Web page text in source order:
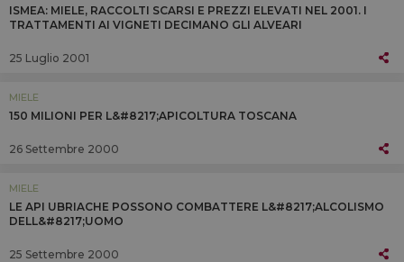
ISMEA: MIELE, RACCOLTI SCARSI E PREZZI ELEVATI NEL 2001. I
TRATTAMENTI AI VIGNETI DECIMANO GLI ALVEARI
25 Luglio 2001
MIELE
150 MILIONI PER L&#8217;APICOLTURA TOSCANA
26 Settembre 2000
MIELE
LE API UBRIACHE POSSONO COMBATTERE L&#8217;ALCOLISMO
DELL&#8217;UOMO
25 Settembre 2000